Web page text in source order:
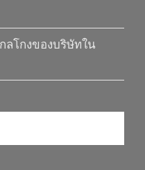
ลโกงของบริษัทใน